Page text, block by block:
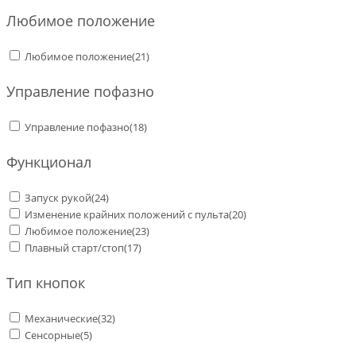
Любимое положение
Любимое положение(21)
Управление пофазно
Управление пофазно(18)
Функционал
Запуск рукой(24)
Изменение крайних положений с пульта(20)
Любимое положение(23)
Плавный старт/стоп(17)
Тип кнопок
Механические(32)
Сенсорные(5)